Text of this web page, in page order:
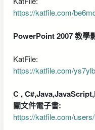
https://katfile.com/
PowerPoint 2007 教學
KatFile:
https://katfile.com/
C ,
關文件電子書:
https://katfile.com/